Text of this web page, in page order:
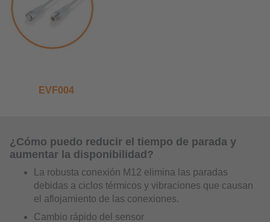
EVF004
¿Cómo puedo reducir el tiempo de parada y
aumentar la disponibilidad?
La robusta conexión M12 elimina las paradas
debidas a ciclos térmicos y vibraciones que causan
el aflojamiento de las conexiones.
Cambio rápido del sensor